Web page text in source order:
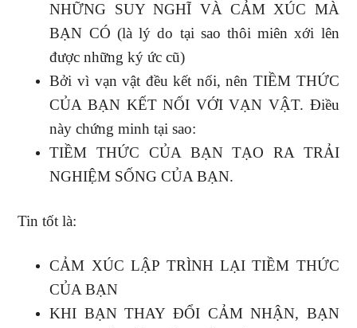
NHỮNG SUY NGHĨ VÀ CẢM XÚC MÀ
BẠN CÓ (là lý do tại sao thôi miên xới lên
được những ký ức cũ)
Bởi vì vạn vật đều kết nối, nên TIỀM THỨC
CỦA BẠN KẾT NỐI VỚI VẠN VẬT. Điều
này chứng minh tại sao:
TIỀM THỨC CỦA BẠN TẠO RA TRẢI
NGHIỆM SỐNG CỦA BẠN.
Tin tốt là:
CẢM XÚC LẬP TRÌNH LẠI TIỀM THỨC
CỦA BẠN
KHI BẠN THAY ĐỔI CẢM NHẬN, BẠN